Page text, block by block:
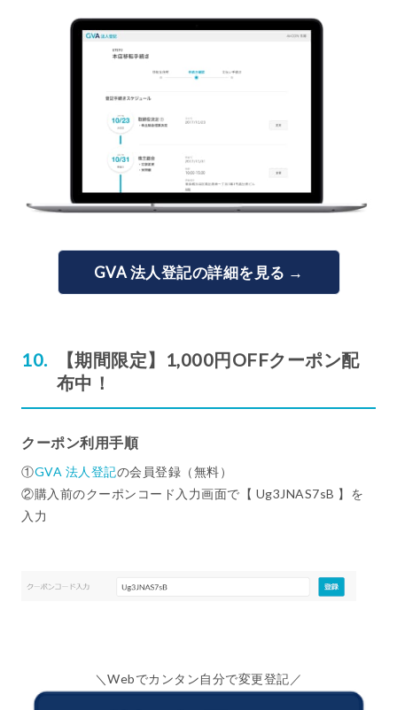
GVA 法人登記の詳細を見る →
【期間限定】1,000円OFFクーポン配
布中！
クーポン利用手順
①GVA 法人登記の会員登録（無料）
②購入前のクーポンコード入力画面で【 Ug3JNAS7sB 】を
入力
＼Webでカンタン自分で変更登記／